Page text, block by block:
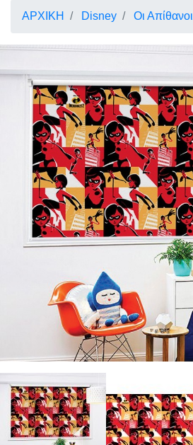
ΑΡΧΙΚΗ Disney Οι Απίθανοι